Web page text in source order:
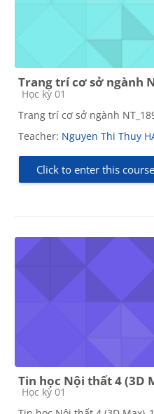
Trang trí cơ sở ngành
Course category
Học kỳ 01
Trang trí cơ sở ngành
Teacher: Nguyen Thi Thuy
Click to enter this course
Tin học Nội thất 4 (3D
Course category
Học kỳ 01